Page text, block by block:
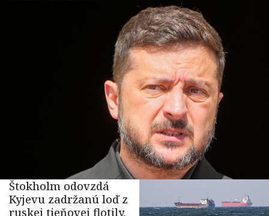
Štokholm odovzdá
Kyjevu zadržanú loď z
ruskej tieňovej flotily,